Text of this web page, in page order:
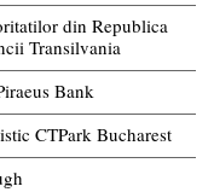
din Republica
Transilvania
Bank
CTPark Bucharest